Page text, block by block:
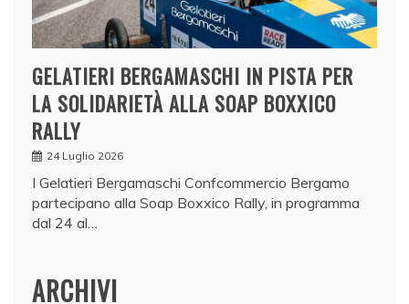
GELATIERI BERGAMASCHI IN PISTA PER
LA SOLIDARIETÀ ALLA SOAP BOXXICO
RALLY
24 Luglio 2026
I Gelatieri Bergamaschi Confcommercio Bergamo
partecipano alla Soap Boxxico Rally, in programma
dal 24 al…
ARCHIVI